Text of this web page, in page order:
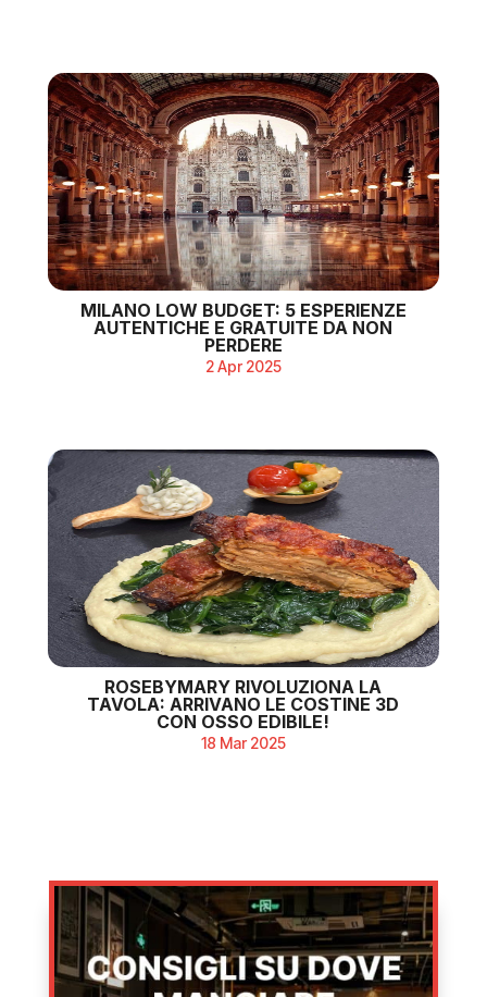
MILANO LOW BUDGET: 5 ESPERIENZE
AUTENTICHE E GRATUITE DA NON
PERDERE
2 Apr 2025
ROSEBYMARY RIVOLUZIONA LA
TAVOLA: ARRIVANO LE COSTINE 3D
CON OSSO EDIBILE!
18 Mar 2025